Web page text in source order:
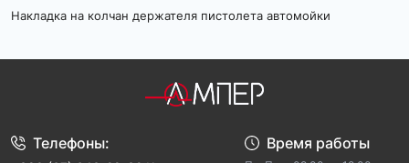
фильтрации позволяют быстро справляться с
шерстью животных. Благодаря этому уборка
вам не придется тратить дополнительные
Как выбрать подходящий хозяйственный
Накладка на колчан держателя пистолета автомойки
Телефоны: Время работы